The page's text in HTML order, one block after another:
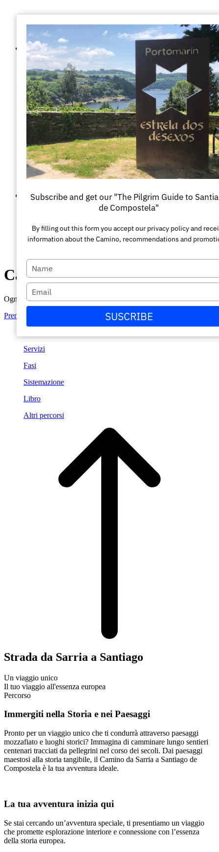
contenuto
Cammino da Sarria a Santiago
Ogni grande viaggio inizia solo con il sogno.
Prenota il tuo viaggio
Servizi
Fasi
Sistemazione
Libro
Altri percorsi
Strada da Sarria a Santiago
Un viaggio unico
Il tuo viaggio all'essenza europea
Percorso
Immergiti nella Storia e nei Paesaggi
Pronto per un viaggio unico che ti condurrà attraverso paesaggi
mozzafiato e luoghi storici? Immagina di camminare lungo sentieri
centenari tracciati da pellegrini nel corso dei secoli. Dai paesaggi
maestosi alla storia tangibile, il Camino da Sarria a Santiago de
Compostela è la tua avventura ideale.
La tua avventura inizia qui
Se stai cercando un’avventura speciale, ti presentiamo un viaggio
che promette esplorazione interiore e connessione con l’essenza
della storia europea.
Subscribe and get our "The Pilgrim Guide to
de Compostela"
By filling out this form you accept our privacy policy and
information about the Camino, recommendations and
Escriba
su
nombre
Escriba
su
correo
SUSCRIBE